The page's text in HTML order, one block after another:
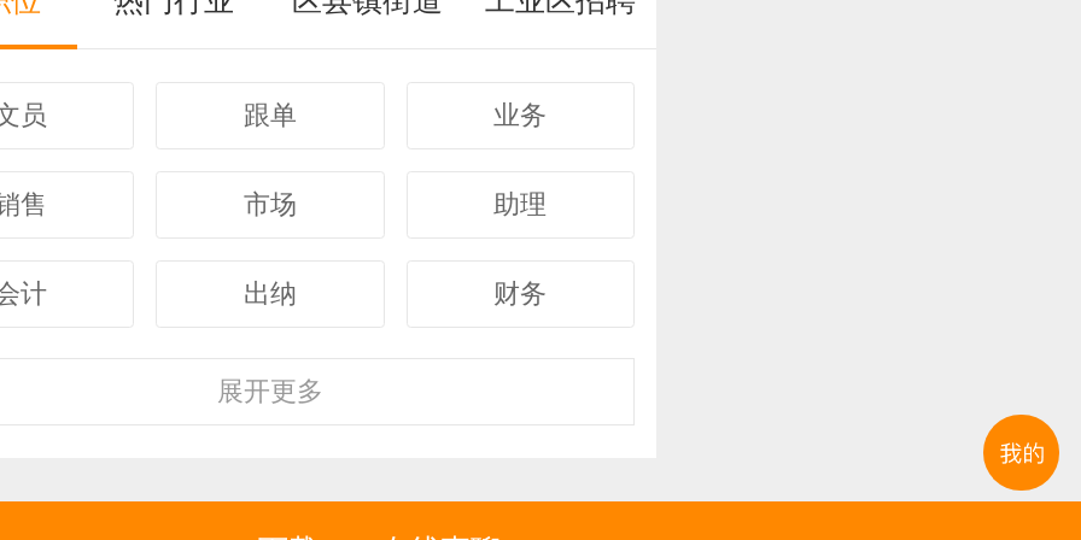
员 跟单 业务
售 市场 助理
计 出纳 财务
行政
展开更多